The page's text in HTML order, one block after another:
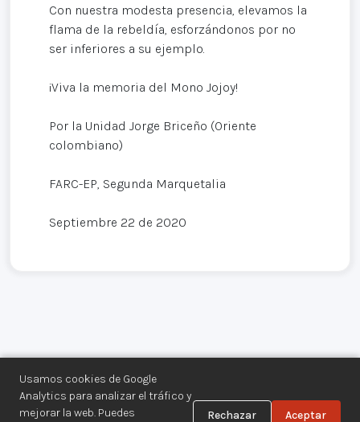
Usamos cookies de Google
Analytics para analizar el tráfico y
mejorar la web. Puedes
Rechazar Aceptar
Con nuestra modesta presencia, elevamos la
flama de la rebeldía, esforzándonos por no
ser inferiores a su ejemplo.
¡Viva la memoria del Mono Jojoy!
Por la Unidad Jorge Briceño (Oriente
colombiano)
FARC-EP, Segunda Marquetalia
Septiembre 22 de 2020
Centro de Documentación de los